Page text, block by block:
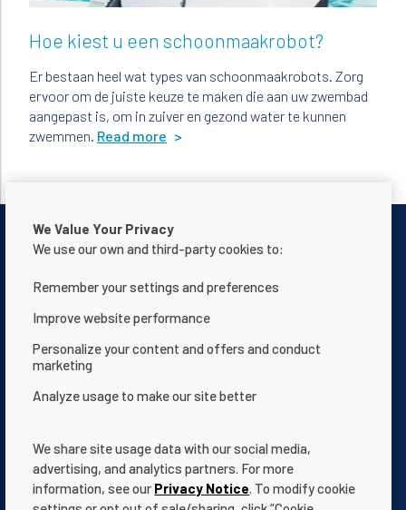
Hoe kiest u een schoonmaakrobot?
Er bestaan heel wat types van schoonmaakrobots. Zorg
ervoor om de juiste keuze te maken die aan uw zwembad
aangepast is, om in zuiver en gezond water te kunnen
zwemmen. Read more
Neem contact met ons op
Privacyverklaring
Gebruiksvoorwaarden
Over ons
Verklaring i.v.m. de toegankelijkheid van de website
Algemene voorwaarden
App Terms & Conditions
Cookie Settings
We Value Your Privacy
We use our own and third-party cookies to:
Remember your settings and preferences
Improve website performance
Personalize your content and offers and conduct
marketing
Analyze usage to make our site better
We share site usage data with our social media,
advertising, and analytics partners. For more
information, see our Privacy Notice. To modify cookie